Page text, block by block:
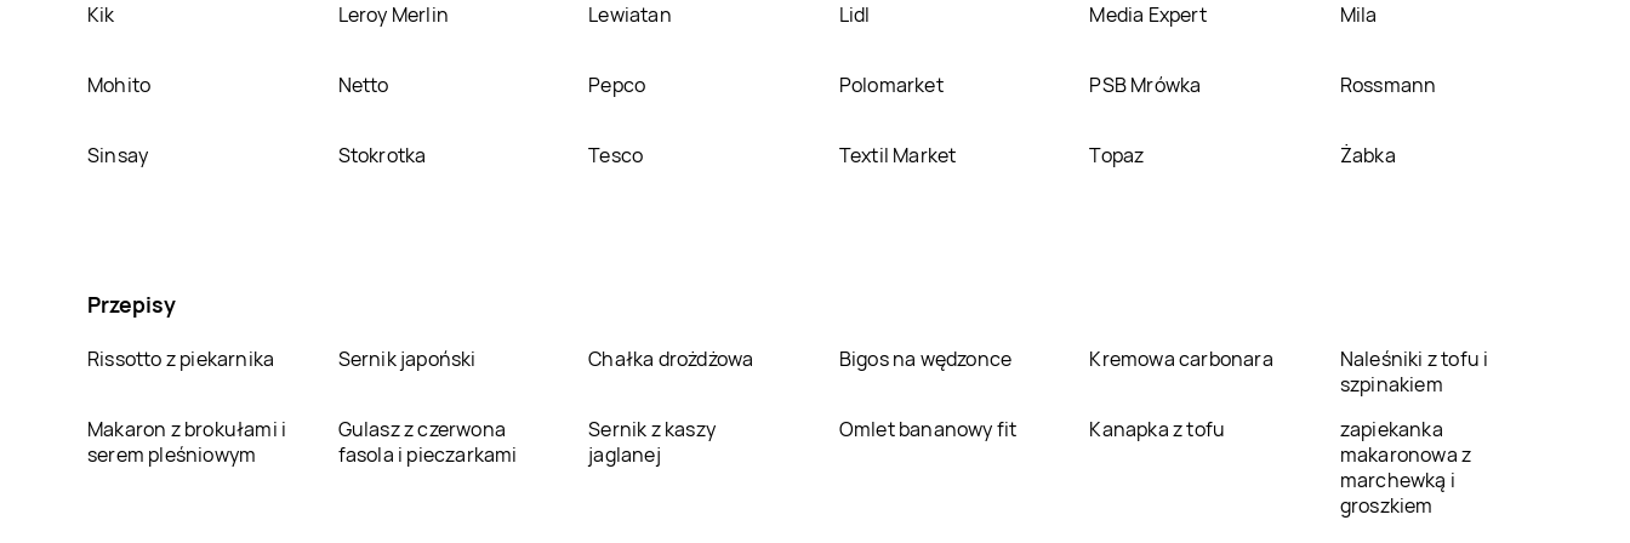
Kik Leroy Merlin Lewiatan Lidl Media Expert Mila
Mohito Netto Pepco Polomarket PSB Mrówka Rossmann
Sinsay Stokrotka Tesco Textil Market Topaz Żabka
Przepisy
Rissotto z piekarnika Sernik japoński Chałka drożdżowa Bigos na wędzonce Kremowa carbonara
Naleśniki z tofu i
szpinakiem
Makaron z brokułami i
serem pleśniowym
Gulasz z czerwona
fasola i pieczarkami
Sernik z kaszy
jaglanej
Omlet bananowy fit Kanapka z tofu
zapiekanka
makaronowa z
marchewką i
groszkiem